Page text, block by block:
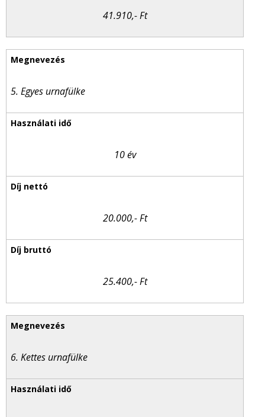
41.910,- Ft
5. Egyes urnafülke
10 év
20.000,- Ft
25.400,- Ft
6. Kettes urnafülke